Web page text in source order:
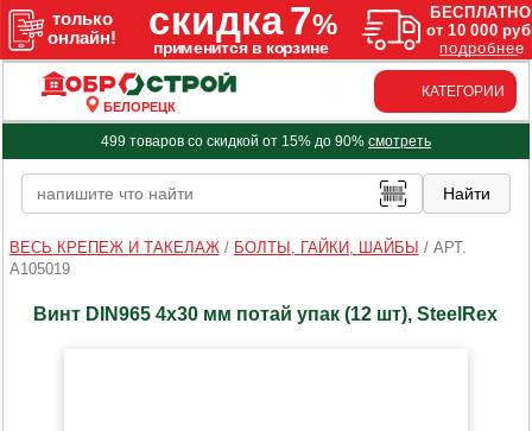
БЕЛОРЕЦК
КАТЕГОРИИ
499 товаров со скидкой от 15% до 90% смотреть
ВЕСЬ КРЕПЕЖ И ТАКЕЛАЖ/ БОЛТЫ, ГАЙКИ, ШАЙБЫ / АРТ.
A105019
Винт DIN965 4х30 мм потай упак (12 шт), SteelRex